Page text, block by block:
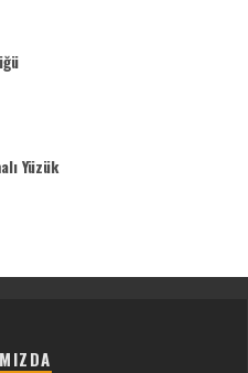
Yüzük